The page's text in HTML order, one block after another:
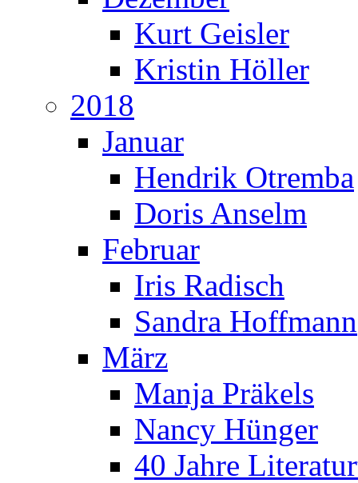
Kurt Geisler
Kristin Höller
2018
Januar
Hendrik Otremba
Doris Anselm
Februar
Iris Radisch
Sandra Hoffmann
März
Manja Präkels
Nancy Hünger
40 Jahre